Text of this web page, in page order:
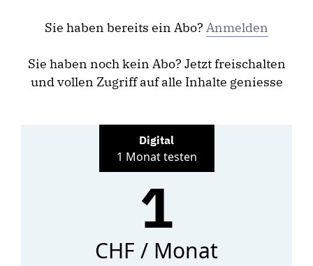
Sie haben bereits ein Abo? Anmelden
Sie haben noch kein Abo? Jetzt freischalten
und vollen Zugriff auf alle Inhalte geniesse
Digital
1 Monat testen
1
CHF / Monat